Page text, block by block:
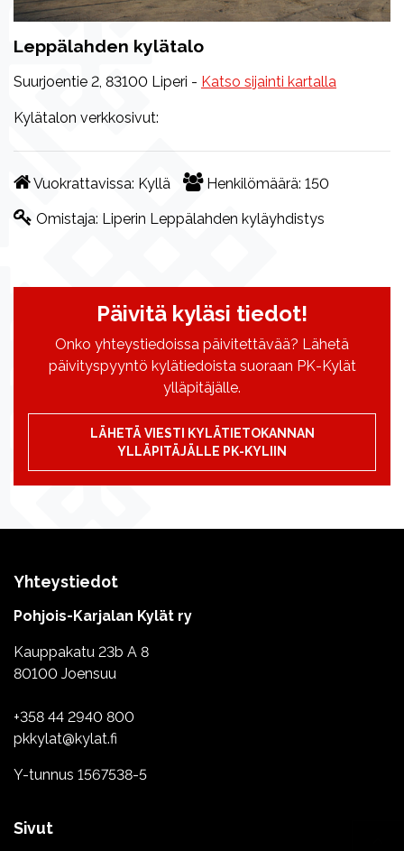
Leppälahden kylätalo
Suurjoentie 2, 83100 Liperi - Katso sijainti kartalla
Kylätalon verkkosivut:
Vuokrattavissa: Kyllä Henkilömäärä: 150
Omistaja: Liperin Leppälahden kyläyhdistys
Päivitä kyläsi tiedot!
Onko yhteystiedoissa päivitettävää? Lähetä
päivityspyyntö kylätiedoista suoraan PK-Kylät
ylläpitäjälle.
LÄHETÄ VIESTI KYLÄTIETOKANNAN
YLLÄPITÄJÄLLE PK-KYLIIN
Yhteystiedot
Pohjois-Karjalan Kylät ry
Kauppakatu 23b A 8
80100 Joensuu
+358 44 2940 800
pkkylat@kylat.fi
Y-tunnus 1567538-5
Sivut